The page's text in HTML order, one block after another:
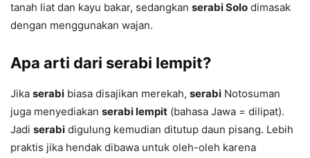
tanah liat dan kayu bakar, sedangkan serabi Solo dimasak
dengan menggunakan wajan.
Apa arti dari serabi lempit?
Jika serabi biasa disajikan merekah, serabi Notosuman
juga menyediakan serabi lempit (bahasa Jawa = dilipat).
Jadi serabi digulung kemudian ditutup daun pisang. Lebih
praktis jika hendak dibawa untuk oleh-oleh karena